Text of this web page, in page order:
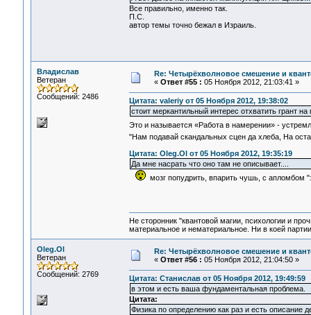
Все правильно, именно так.
П.С.
автор темы точно бежал в Израиль.
Владислав
Ветеран
Сообщений: 2486
Re: Четырёхволновое смешение и
« Ответ #55 : 05 Ноября 2012, 21:03:41 »
Цитата: valeriy от 05 Ноября 2012, 19:38:02
стоит меркантильный интерес отхватить грант на
Это и называется «Работа в намерении» -
"Нам подавай скандальных сцен да хлеба, На
Цитата: Oleg.Ol от 05 Ноября 2012, 19:35:19
Да мне насрать что оно там не описывает....
мозг попудрить, впарить чушь, с апломбом
Не сторонник "квантовой магии, психологии и
материальное и нематериальное. Ни в коей
Oleg.Ol
Ветеран
Сообщений: 2769
Re: Четырёхволновое смешение и
« Ответ #56 : 05 Ноября 2012, 21:04:50 »
Цитата: Станислав от 05 Ноября 2012, 19:49:59
в этом и есть ваша фундаментальная проблема.
Цитата:
Физика по определению как раз и есть описание